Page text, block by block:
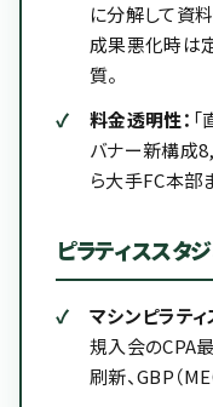
に分解して資
成果悪化時は
質。
料金透明性：
バナー新構成
ら大手FC本部
ピラティススタ
マシンピラティ
規入会のCPA
刷新、GBP（